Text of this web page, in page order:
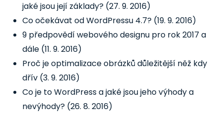
jaké jsou její základy? (27. 9. 2016)
Co očekávat od WordPressu 4.7? (19. 9. 2016)
9 předpovědí webového designu pro rok 2017 a
dále (11. 9. 2016)
Proč je optimalizace obrázků důležitější něž kdy
dřív (3. 9. 2016)
Co je to WordPress a jaké jsou jeho výhody a
nevýhody? (26. 8. 2016)